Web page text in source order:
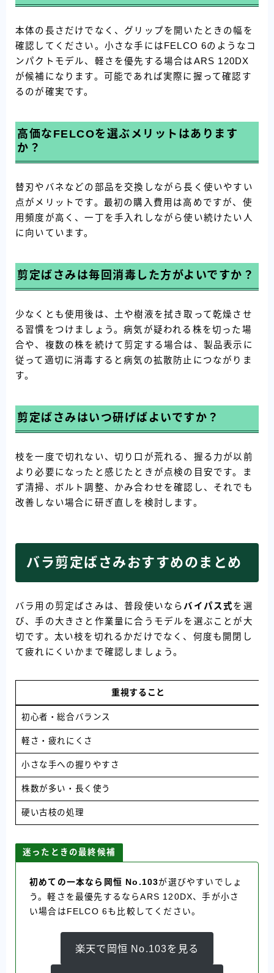
本体の長さだけでなく、グリップを開いたときの幅を
確認してください。小さな手にはFELCO 6のようなコ
ンパクトモデル、軽さを優先する場合はARS 120DX
が候補になります。可能であれば実際に握って確認す
るのが確実です。
高価なFELCOを選ぶメリットはあります
か？
替刃やバネなどの部品を交換しながら長く使いやすい
点がメリットです。最初の購入費用は高めですが、使
用頻度が高く、一丁を手入れしながら使い続けたい人
に向いています。
剪定ばさみは毎回消毒した方がよいですか？
少なくとも使用後は、土や樹液を拭き取って乾燥させ
る習慣をつけましょう。病気が疑われる株を切った場
合や、複数の株を続けて剪定する場合は、製品表示に
従って適切に消毒すると病気の拡散防止につながりま
す。
剪定ばさみはいつ研げばよいですか？
枝を一度で切れない、切り口が荒れる、握る力が以前
より必要になったと感じたときが点検の目安です。ま
ず清掃、ボルト調整、かみ合わせを確認し、それでも
改善しない場合に研ぎ直しを検討します。
バラ剪定ばさみおすすめのまとめ
バラ用の剪定ばさみは、普段使いならバイパス式を選
び、手の大きさと作業量に合うモデルを選ぶことが大
切です。太い枝を切れるかだけでなく、何度も開閉し
て疲れにくいかまで確認しましょう。
重視すること
初心者・総合バランス
軽さ・疲れにくさ
小さな手への握りやすさ
株数が多い・長く使う
硬い古枝の処理
迷ったときの最終候補
初めての一本なら岡恒 No.103が選びやすいでしょ
う。軽さを最優先するならARS 120DX、手が小さ
い場合はFELCO 6も比較してください。
楽天で岡恒 No.103を見る